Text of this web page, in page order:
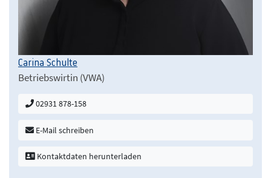
Carina Schulte
Betriebswirtin (VWA)
02931 878-158
E-Mail schreiben
Kontaktdaten herunterladen